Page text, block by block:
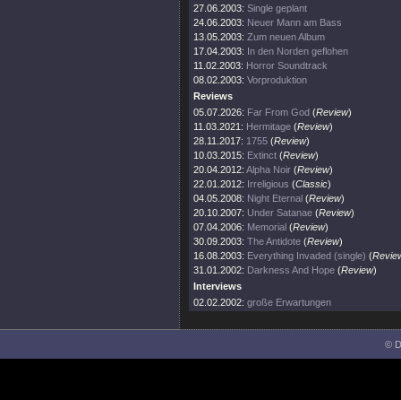
27.06.2003: Single geplant
24.06.2003: Neuer Mann am Bass
13.05.2003: Zum neuen Album
17.04.2003: In den Norden geflohen
11.02.2003: Horror Soundtrack
08.02.2003: Vorproduktion
Reviews
05.07.2026: Far From God (Review)
11.03.2021: Hermitage (Review)
28.11.2017: 1755 (Review)
10.03.2015: Extinct (Review)
20.04.2012: Alpha Noir (Review)
22.01.2012: Irreligious (Classic)
04.05.2008: Night Eternal (Review)
20.10.2007: Under Satanae (Review)
07.04.2006: Memorial (Review)
30.09.2003: The Antidote (Review)
16.08.2003: Everything Invaded (single) (
31.01.2002: Darkness And Hope (Review)
Interviews
02.02.2002: große Erwartungen
©